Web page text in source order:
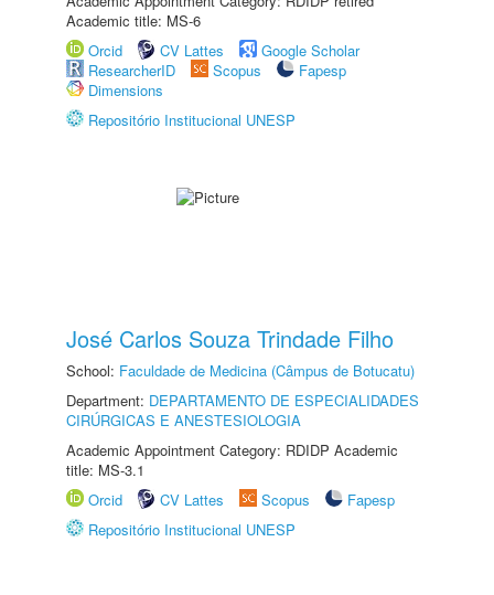
Academic title: MS-6
Orcid
CV Lattes
Google Scholar
ResearcherID
Scopus
Fapesp
Dimensions
Repositório Institucional UNESP
José Carlos Souza Trindade Filho
School: Faculdade de Medicina (Câmpus de Botucatu)
Department: DEPARTAMENTO DE ESPECIALIDADES
CIRÚRGICAS E ANESTESIOLOGIA
Academic Appointment Category: RDIDP Academic
title: MS-3.1
Orcid
CV Lattes Scopus
Fapesp
Repositório Institucional UNESP